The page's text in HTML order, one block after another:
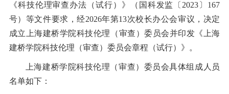
《科技伦理审查办法（试行）》（国科发监〔2023〕167
号）等文件要求，经2026年第13次校长办公会审议，决定
成立上海建桥学院科技伦理（审查）委员会并印发《上海
建桥学院科技伦理（审查）委员会章程（试行）》。
上海建桥学院科技伦理（审查）委员会具体组成人员
名单如下：